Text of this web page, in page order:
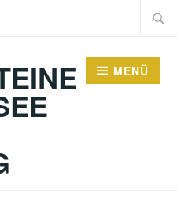
Suche
MENÜ